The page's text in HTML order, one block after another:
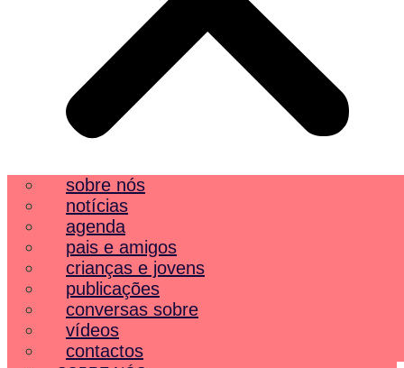
sobre nós
notícias
agenda
pais e amigos
crianças e jovens
publicações
conversas sobre
vídeos
contactos